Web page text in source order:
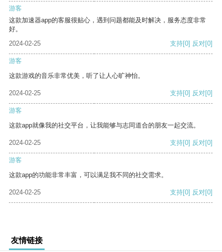
游客
这款加速器app的客服很贴心，遇到问题都能及时解决，服务态度非常
好。
2024-02-25
支持[0] 反对[0]
游客
这款游戏的音乐非常优美，听了让人心旷神怡。
2024-02-25 支持[0] 反对[0]
游客
这款app就像我的社交平台，让我能够与志同道合的朋友一起交流。
2024-02-25 支持[0] 反对[0]
游客
这款app的功能非常丰富，可以满足我不同的社交需求。
2024-02-25 支持[0] 反对[0]
友情链接